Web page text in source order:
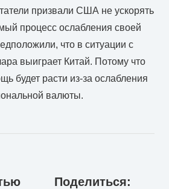
призвали США не ускорять
процесс ослабления своей
что в ситуации с
выиграет Китай. Потому что
будет расти из-за ослабления
валюты.
Поделиться: